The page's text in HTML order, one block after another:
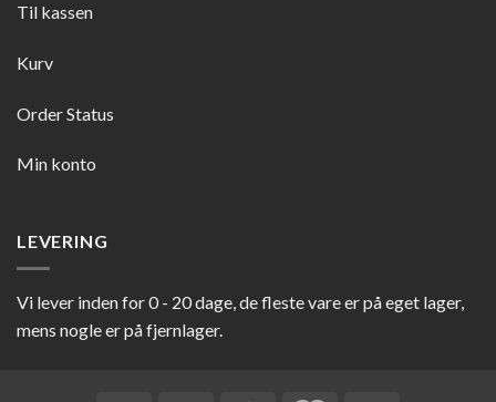
Til kassen
Kurv
Order Status
Min konto
LEVERING
Vi lever inden for 0 - 20 dage, de fleste vare er på eget lager,
mens nogle er på fjernlager.